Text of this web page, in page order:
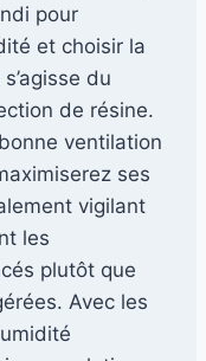
pour
et choisir la
du
de résine.
ventilation
ses
vigilant
les
plutôt que
Avec les